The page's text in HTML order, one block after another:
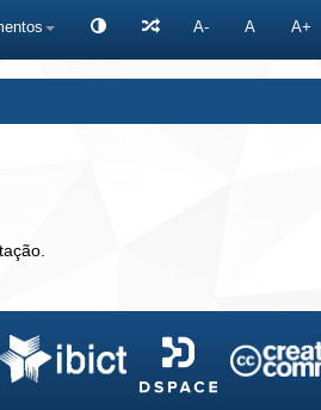
A- A A+